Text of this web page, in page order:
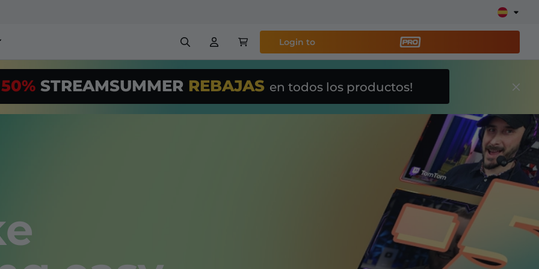
Month*
y configura tu stream
Configuración fácil de overlays, alertas, donaciones, barras de objetivos,
Más
información
Login to
50% STREAMSUMMER REBAJAS en todos los productos!